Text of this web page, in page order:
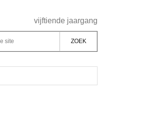
vijftiende jaargang